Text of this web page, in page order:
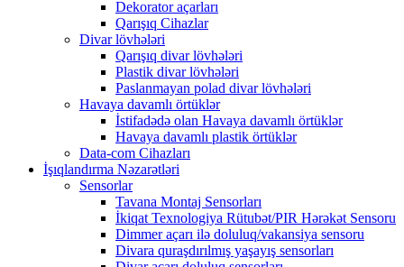
Dekorator açarları
Qarışıq Cihazlar
Divar lövhələri
Qarışıq divar lövhələri
Plastik divar lövhələri
Paslanmayan polad divar lövhələri
Havaya davamlı örtüklər
İstifadədə olan Havaya davamlı örtüklər
Havaya davamlı plastik örtüklər
Data-com Cihazları
İşıqlandırma Nəzarətləri
Sensorlar
Tavana Montaj Sensorları
İkiqat Texnologiya Rütubət/PIR Hərəkət Sensoru
Dimmer açarı ilə doluluq/vakansiya sensoru
Divara quraşdırılmış yaşayış sensorları